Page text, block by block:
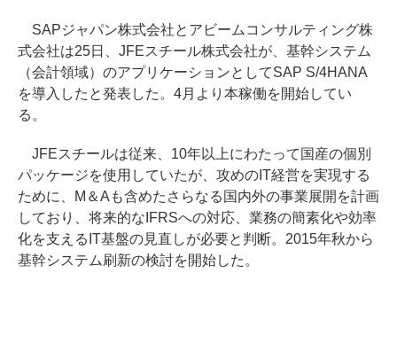
SAPジャパン株式会社とアビームコンサルティング株
式会社は25日、JFEスチール株式会社が、基幹システム
（会計領域）のアプリケーションとしてSAP S/4HANA
を導入したと発表した。4月より本稼働を開始してい
る。
JFEスチールは従来、10年以上にわたって国産の個別
パッケージを使用していたが、攻めのIT経営を実現する
ために、M＆Aも含めたさらなる国内外の事業展開を計画
しており、将来的なIFRSへの対応、業務の簡素化や効率
化を支えるIT基盤の見直しが必要と判断。2015年秋から
基幹システム刷新の検討を開始した。